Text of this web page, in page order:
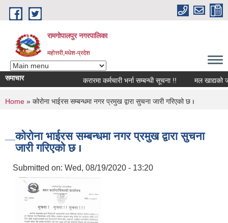
Skip to main content
रामगोपालपुर नगरपालिका
महोत्तरी,मधेश-प्रदेश
समाचार करारमा कर्मचारी भर्ना सम्बन्धी सूचना !! मल खाद्यको
You are here
Home » कोरोना भाईरस सम्बन्धमा नगर प्रमुख द्वारा सुचना जारी गरिएको छ ו
कोरोना भाईरस सम्बन्धमा नगर प्रमुख द्वारा सुचना
जारी गरिएको छ ו
Submitted on: Wed, 08/19/2020 - 13:20